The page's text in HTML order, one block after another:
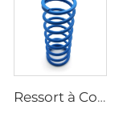
Ressort à Compression 0,01 12mm Résistant À La Fatigue Pour Machines Sur Mesure